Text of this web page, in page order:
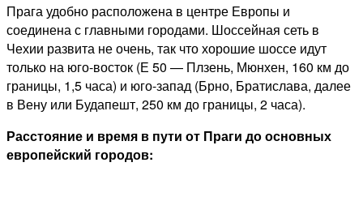
Прага удобно расположена в центре Европы и
соединена с главными городами. Шоссейная сеть в
Чехии развита не очень, так что хорошие шоссе идут
только на юго-восток (Е 50 — Плзень, Мюнхен, 160 км до
границы, 1,5 часа) и юго-запад (Брно, Братислава, далее
в Вену или Будапешт, 250 км до границы, 2 часа).
Расстояние и время в пути от Праги до основных
европейский городов: